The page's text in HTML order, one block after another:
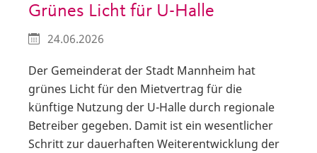
Grünes Licht für U-Halle
24.06.2026
Der Gemeinderat der Stadt Mannheim hat
grünes Licht für den Mietvertrag für die
künftige Nutzung der U-Halle durch regionale
Betreiber gegeben. Damit ist ein wesentlicher
Schritt zur dauerhaften Weiterentwicklung der